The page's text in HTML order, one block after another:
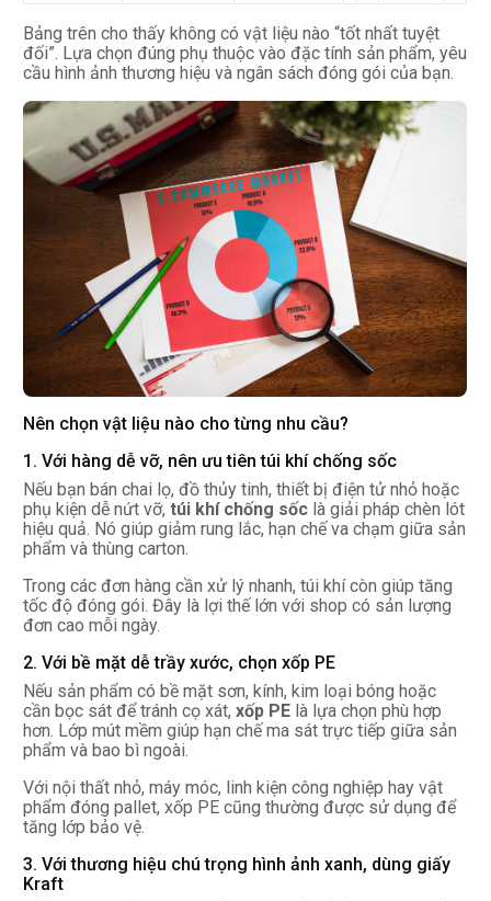
Bảng trên cho thấy không có vật liệu nào “tốt nhất tuyệt
đối”. Lựa chọn đúng phụ thuộc vào đặc tính sản phẩm, yêu
cầu hình ảnh thương hiệu và ngân sách đóng gói của bạn.
Nên chọn vật liệu nào cho từng nhu cầu?
1. Với hàng dễ vỡ, nên ưu tiên túi khí chống sốc
Nếu bạn bán chai lọ, đồ thủy tinh, thiết bị điện tử nhỏ hoặc
phụ kiện dễ nứt vỡ,túi khí chống sốc là giải pháp chèn lót
hiệu quả. Nó giúp giảm rung lắc, hạn chế va chạm giữa sản
phẩm và thùng carton.
Trong các đơn hàng cần xử lý nhanh, túi khí còn giúp tăng
tốc độ đóng gói. Đây là lợi thế lớn với shop có sản lượng
đơn cao mỗi ngày.
2. Với bề mặt dễ trầy xước, chọn xốp PE
Nếu sản phẩm có bề mặt sơn, kính, kim loại bóng hoặc
cần bọc sát để tránh cọ xát,xốp PE là lựa chọn phù hợp
hơn. Lớp mút mềm giúp hạn chế ma sát trực tiếp giữa sản
phẩm và bao bì ngoài.
Với nội thất nhỏ, máy móc, linh kiện công nghiệp hay vật
phẩm đóng pallet, xốp PE cũng thường được sử dụng để
tăng lớp bảo vệ.
3. Với thương hiệu chú trọng hình ảnh xanh, dùng giấy
Kraft